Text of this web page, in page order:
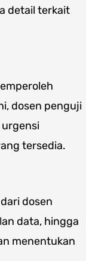
detail terkait
dosen penguji
urgensi
tersedia.
dosen
data, hingga
menentukan